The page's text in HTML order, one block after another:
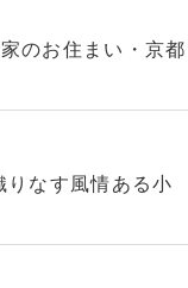
のお住まい・京都
なす風情ある小